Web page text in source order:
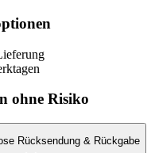
ohne Risiko
Rücksendung & Rückgabe